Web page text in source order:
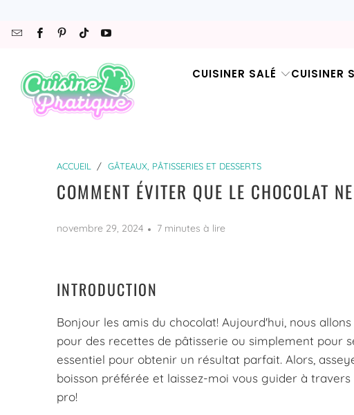
CUISINER SALÉ CUISINER
ACCUEIL / GÂTEAUX, PÂTISSERIES ET DESSERTS
COMMENT ÉVITER QUE LE CHOCOLAT
novembre 29, 2024 7 minutes à lire
INTRODUCTION
Bonjour les amis du chocolat! Aujourd'hui, nous
pour des recettes de pâtisserie ou simplement pour
essentiel pour obtenir un résultat parfait. Alors,
boisson préférée et laissez-moi vous guider à
pro!